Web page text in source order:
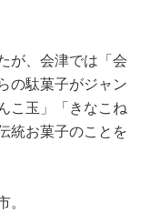
が、会津では「会
の駄菓子がジャン
こ玉」「きなこね
統お菓子のことを